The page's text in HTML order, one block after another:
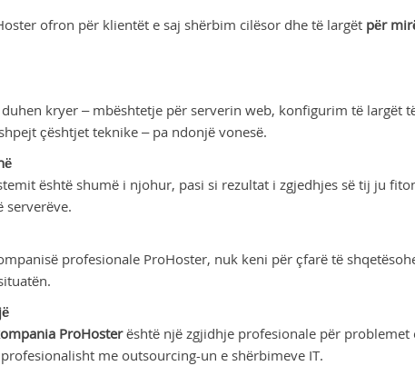
ofron për klientët e saj shërbim cilësor dhe të largët për
duhen kryer – mbështetje për serverin web, konfigurim të
çështjet teknike – pa ndonjë vonesë.
është shumë i njohur, pasi si rezultat i zgjedhjes së tij ju
serverëve.
profesionale ProHoster, nuk keni për çfarë të
ProHosterështë një zgjidhje profesionale për problemet
me outsourcing-un e shërbimeve IT.